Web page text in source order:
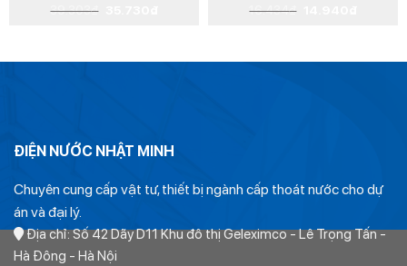
Đường Kính Sợi: 0,25 mm
Ưu điểm và ứng dụng của dây điện Trần Phú
2×2.5mm
Ưu điểm
39.303₫
16.434₫
ĐIỆN NƯỚC NHẬT MINH
Chuyên cung cấp vật tư, thiết bị ngành cấp thoát nước cho dự
án và đại lý.
Địa chỉ: Số 42 Dãy D11 Khu đô thị Geleximco - Lê Trọng Tấn -
Hà Đông - Hà Nội